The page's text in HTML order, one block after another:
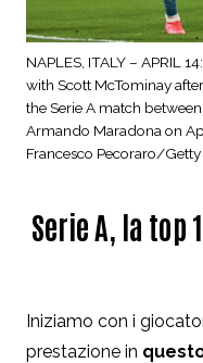
NAPLES, ITALY – APRIL
with Scott McTominay
the Serie A match
Armando Maradona on
Francesco Pecoraro/Getty
Serie A, la top
Iniziamo con i
prestazione in